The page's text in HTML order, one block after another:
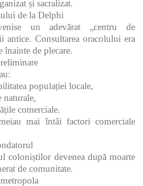
și sacralizat.
de la Delphi
un adevărat „centru de
antice. Consultarea oracolului era
înainte de plecare.
populației locale,
naturale,
comerciale.
mai întâi factori comerciale
coloniștilor devenea după moarte
de comunitate.